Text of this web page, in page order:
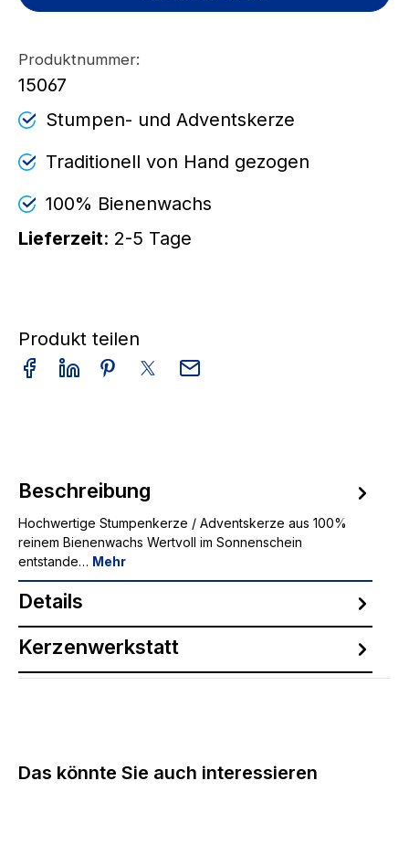
Produktnummer:
15067
Stumpen- und Adventskerze
Traditionell von Hand gezogen
100% Bienenwachs
Lieferzeit: 2-5 Tage
Produkt teilen
Beschreibung
Hochwertige Stumpenkerze / Adventskerze aus 100%
reinem Bienenwachs Wertvoll im Sonnenschein
entstande… Mehr
Details
Kerzenwerkstatt
Produktgalerie überspringen
Das könnte Sie auch interessieren